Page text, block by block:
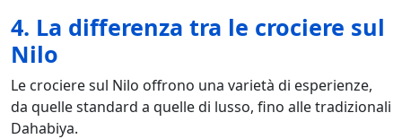
4. La differenza tra le crociere sul
Nilo
Le crociere sul Nilo offrono una varietà di esperienze,
da quelle standard a quelle di lusso, fino alle tradizionali
Dahabiya.